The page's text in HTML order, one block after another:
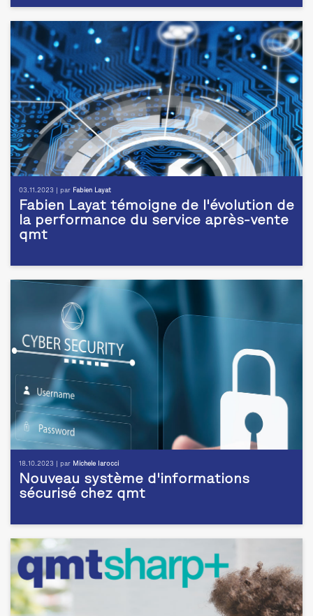
03.11.2023 | par Fabien Layat
Fabien Layat témoigne de l'évolution de
la performance du service après-vente
qmt
18.10.2023 | par Michele Iarocci
Nouveau système d'informations
sécurisé chez qmt